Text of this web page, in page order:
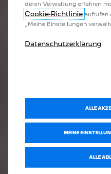
deren Verwaltung erfahren
Cookie‑Richtlinie aufrufen
„Meine Einstellungen
Datenschutzerklärung
MEINE
ALLE
ALLE